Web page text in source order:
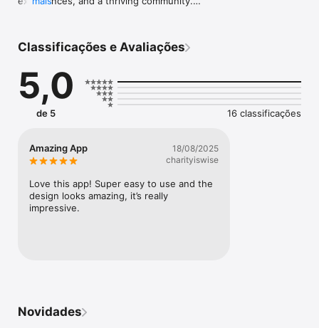
• Drop in anytime — open year-round, weekends and
• Book real-world experiences led by expert guides: classes,
projects, camps, expeditions, 1:1 coaching & more
• See when friends are at Moonrise and be part of a growing
local community
Classificações e Avaliações
5,0
de 5 16 classificações
Amazing App
18/08/2025
charityiswise
Love this app! Super easy to use and the
design looks amazing, it’s really
impressive.
Novidades